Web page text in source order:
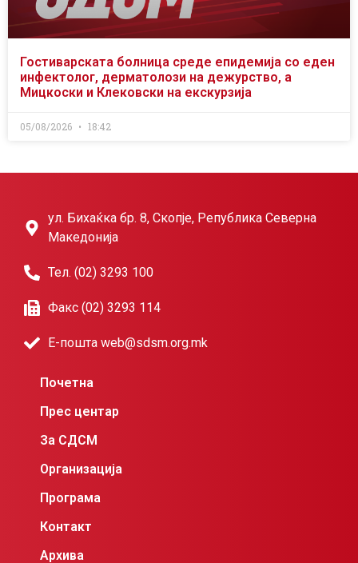
Гостиварската болница среде епидемија со еден
инфектолог, дерматолози на дежурство, а
Мицкоски и Клековски на екскурзија
05/08/2026 18:42
ул. Бихаќка бр. 8, Скопје, Република Северна
Македонија
Тел. (02) 3293 100
Факс (02) 3293 114
Е-пошта web@sdsm.org.mk
Почетна
Прес центар
За СДСМ
Организација
Програма
Контакт
Архива